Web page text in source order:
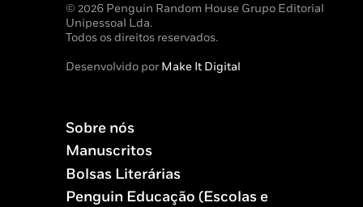
© 2026 Penguin Random House Grupo Editorial
Unipessoal Lda.
Todos os direitos reservados.
Desenvolvido porMake It Digital
Sobre nós
Manuscritos
Bolsas Literárias
Penguin Educação (Escolas e